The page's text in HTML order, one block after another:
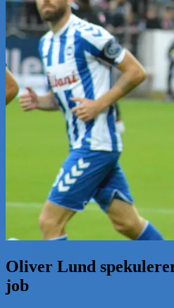
Oliver Lund
job